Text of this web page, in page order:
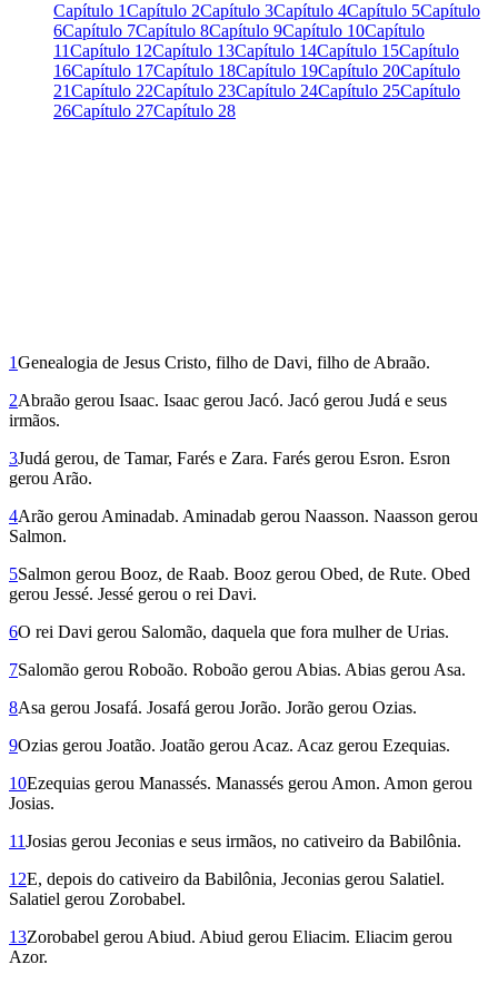
Capítulo 1Capítulo 2Capítulo 3Capítulo 4Capítulo 5Capítulo
6Capítulo 7Capítulo 8Capítulo 9Capítulo 10Capítulo
11Capítulo 12Capítulo 13Capítulo 14Capítulo 15Capítulo
16Capítulo 17Capítulo 18Capítulo 19Capítulo 20Capítulo
21Capítulo 22Capítulo 23Capítulo 24Capítulo 25Capítulo
26Capítulo 27Capítulo 28
1Genealogia de Jesus Cristo, filho de Davi, filho de Abraão.
2Abraão gerou Isaac. Isaac gerou Jacó. Jacó gerou Judá e seus
irmãos.
3Judá gerou, de Tamar, Farés e Zara. Farés gerou Esron. Esron
gerou Arão.
4Arão gerou Aminadab. Aminadab gerou Naasson. Naasson gerou
Salmon.
5Salmon gerou Booz, de Raab. Booz gerou Obed, de Rute. Obed
gerou Jessé. Jessé gerou o rei Davi.
6O rei Davi gerou Salomão, da­quela que fora mulher de Urias.
7Salomão gerou Roboão. Roboão gerou Abias. Abias gerou Asa.
8Asa gerou Josafá. Josafá gerou Jorão. Jorão gerou Ozias.
9Ozias gerou Joatão. Joatão gerou Acaz. Acaz gerou Ezequias.
10Ezequias gerou Manassés. Manassés gerou Amon. Amon gerou
Josias.
11Josias gerou Jeconias e seus irmãos, no cativeiro da Babilônia.
12E, depois do cativeiro da Babilônia, Jeconias gerou Salatiel.
Salatiel gerou Zoro­babel.
13Zorobabel gerou Abiud. Abiud gerou Eliacim. Eliacim gerou
Azor.